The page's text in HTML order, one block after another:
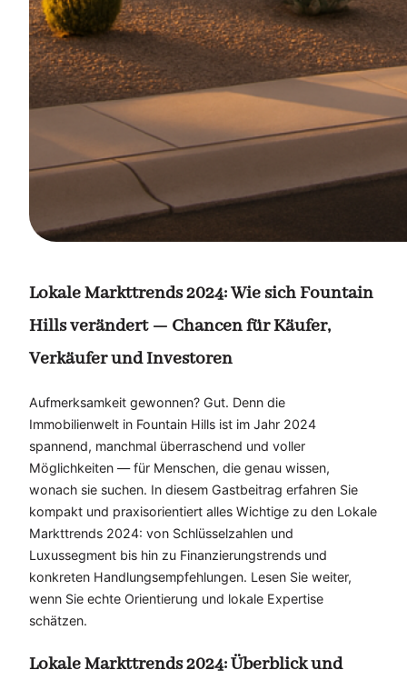
Lokale Markttrends 2024: Wie sich Fountain
Hills verändert — Chancen für Käufer,
Verkäufer und Investoren
Aufmerksamkeit gewonnen? Gut. Denn die
Immobilienwelt in Fountain Hills ist im Jahr 2024
spannend, manchmal überraschend und voller
Möglichkeiten — für Menschen, die genau wissen,
wonach sie suchen. In diesem Gastbeitrag erfahren Sie
kompakt und praxisorientiert alles Wichtige zu den Lokale
Markttrends 2024: von Schlüsselzahlen und
Luxussegment bis hin zu Finanzierungstrends und
konkreten Handlungsempfehlungen. Lesen Sie weiter,
wenn Sie echte Orientierung und lokale Expertise
schätzen.
Lokale Markttrends 2024: Überblick und